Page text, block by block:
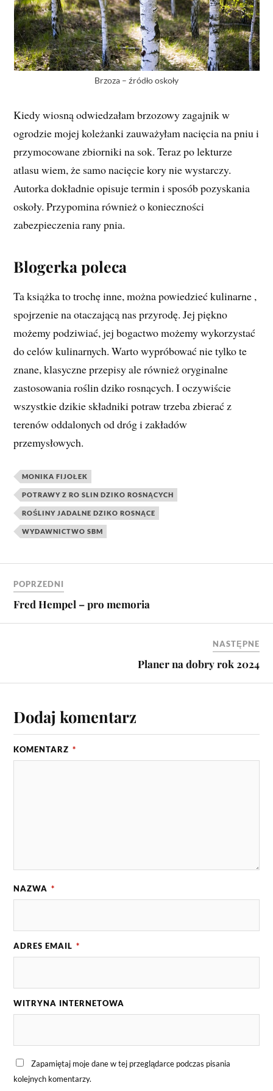
Brzoza – źródło oskoły
Kiedy wiosną odwiedzałam brzozowy zagajnik w
ogrodzie mojej koleżanki zauważyłam nacięcia na pniu i
przymocowane zbiorniki na sok. Teraz po lekturze
atlasu wiem, że samo nacięcie kory nie wystarczy.
Autorka dokładnie opisuje termin i sposób pozyskania
oskoły. Przypomina również o konieczności
zabezpieczenia rany pnia.
Blogerka poleca
Ta książka to trochę inne, można powiedzieć kulinarne ,
spojrzenie na otaczającą nas przyrodę. Jej piękno
możemy podziwiać, jej bogactwo możemy wykorzystać
do celów kulinarnych. Warto wypróbować nie tylko te
znane, klasyczne przepisy ale również oryginalne
zastosowania roślin dziko rosnących. I oczywiście
wszystkie dzikie składniki potraw trzeba zbierać z
terenów oddalonych od dróg i zakładów
przemysłowych.
MONIKA FIJOŁEK
POTRAWY Z RO SLIN DZIKO ROSNĄCYCH
ROŚLINY JADALNE DZIKO ROSNĄCE
WYDAWNICTWO SBM
POPRZEDNI
Fred Hempel – pro memoria
NASTĘPNE
Planer na dobry rok 2024
Dodaj komentarz
KOMENTARZ *
NAZWA *
ADRES EMAIL *
WITRYNA INTERNETOWA
Zapamiętaj moje dane w tej przeglądarce podczas pisania
kolejnych komentarzy.